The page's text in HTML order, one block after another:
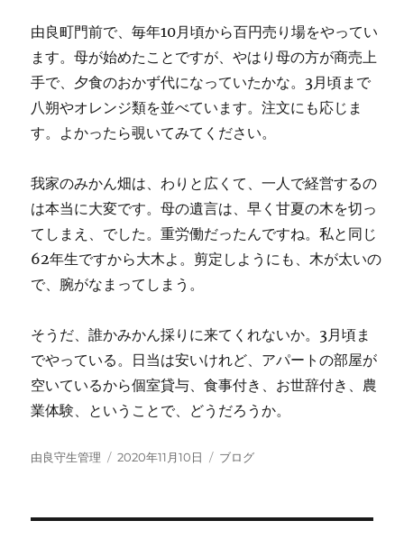
由良町門前で、毎年10月頃から百円売り場をやってい
ます。母が始めたことですが、やはり母の方が商売上
手で、夕食のおかず代になっていたかな。3月頃まで
八朔やオレンジ類を並べています。注文にも応じま
す。よかったら覗いてみてください。
我家のみかん畑は、わりと広くて、一人で経営するの
は本当に大変です。母の遺言は、早く甘夏の木を切っ
てしまえ、でした。重労働だったんですね。私と同じ
62年生ですから大木よ。剪定しようにも、木が太いの
で、腕がなまってしまう。
そうだ、誰かみかん採りに来てくれないか。3月頃ま
でやっている。日当は安いけれど、アパートの部屋が
空いているから個室貸与、食事付き、お世辞付き、農
業体験、ということで、どうだろうか。
投
由良守生管理
投
2020年11月10日
カ
ブログ